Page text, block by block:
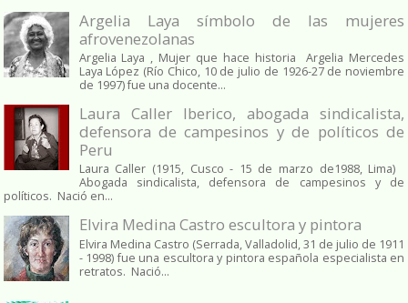
Argelia Laya símbolo de las mujeres
afrovenezolanas
Argelia Laya , Mujer que hace historia Argelia Mercedes
Laya López (Río Chico, 10 de julio de 1926-27 de noviembre
de 1997) fue una docente...
Laura Caller Iberico, abogada sindicalista,
defensora de campesinos y de políticos de
Peru
Laura Caller (1915, Cusco - 15 de marzo de1988, Lima)
Abogada sindicalista, defensora de campesinos y de
políticos. Nació en...
Elvira Medina Castro escultora y pintora
Elvira Medina Castro (Serrada, Valladolid, 31 de julio de 1911
- 1998) fue una escultora y pintora española especialista en
retratos. Nació...